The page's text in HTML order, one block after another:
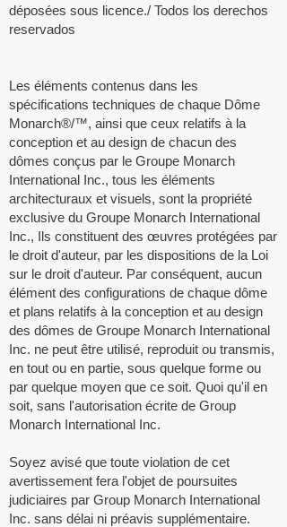
déposées sous licence./ Todos los derechos
reservados
Les éléments contenus dans les
spécifications techniques de chaque Dôme
Monarch®/™, ainsi que ceux relatifs à la
conception et au design de chacun des
dômes conçus par le Groupe Monarch
International Inc., tous les éléments
architecturaux et visuels, sont la propriété
exclusive du Groupe Monarch International
Inc., Ils constituent des œuvres protégées par
le droit d'auteur, par les dispositions de la Loi
sur le droit d'auteur. Par conséquent, aucun
élément des configurations de chaque dôme
et plans relatifs à la conception et au design
des dômes de Groupe Monarch International
Inc. ne peut être utilisé, reproduit ou transmis,
en tout ou en partie, sous quelque forme ou
par quelque moyen que ce soit. Quoi qu'il en
soit, sans l'autorisation écrite de Group
Monarch International Inc.
Soyez avisé que toute violation de cet
avertissement fera l'objet de poursuites
judiciaires par Group Monarch International
Inc. sans délai ni préavis supplémentaire.